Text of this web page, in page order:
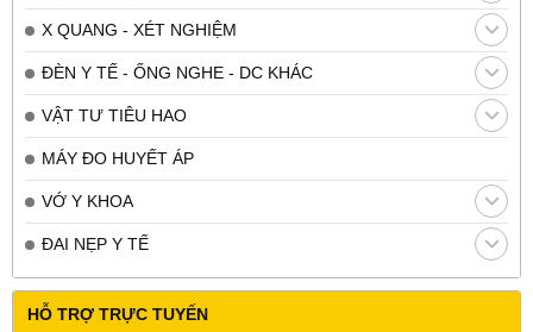
X QUANG - XÉT NGHIỆM
ĐÈN Y TẾ - ỐNG NGHE - DC KHÁC
VẬT TƯ TIÊU HAO
MÁY ĐO HUYẾT ÁP
VỚ Y KHOA
ĐAI NẸP Y TẾ
HỖ TRỢ TRỰC TUYẾN